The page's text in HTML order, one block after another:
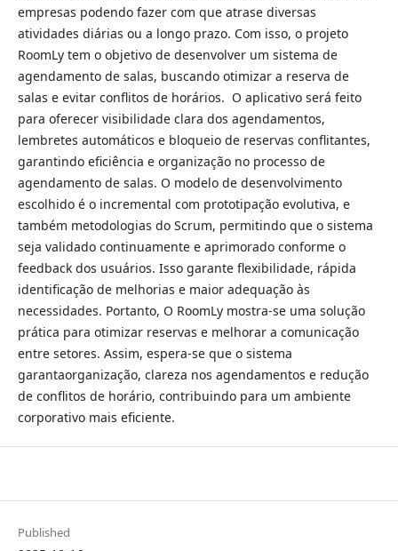
empresas podendo fazer com que atrase diversas
atividades diárias ou a longo prazo. Com isso, o projeto
RoomLy tem o objetivo de desenvolver um sistema de
agendamento de salas, buscando otimizar a reserva de
salas e evitar conflitos de horários. O aplicativo será feito
para oferecer visibilidade clara dos agendamentos,
lembretes automáticos e bloqueio de reservas conflitantes,
garantindo eficiência e organização no processo de
agendamento de salas.​​ O modelo de desenvolvimento
escolhido é o incremental com prototipação evolutiva, e
também metodologias do Scrum, permitindo que o sistema
seja validado continuamente e aprimorado conforme o
feedback dos usuários. Isso garante flexibilidade, rápida
identificação de melhorias e maior adequação às
necessidades. ​Portanto, O RoomLy mostra-se uma solução
prática para otimizar reservas e melhorar a comunicação
entre setores. Assim, espera-se que o sistema
garantaorganização, clareza nos agendamentos e redução
de conflitos de horário, contribuindo para um ambiente
corporativo mais eficiente.
Published